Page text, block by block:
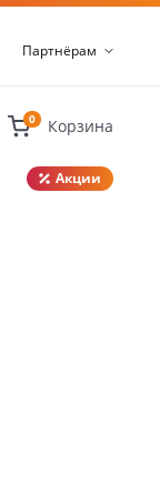
Партнёрам
0 Корзина
Акции